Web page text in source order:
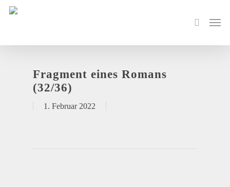
Fragment eines Romans
(32/36)
1. Februar 2022